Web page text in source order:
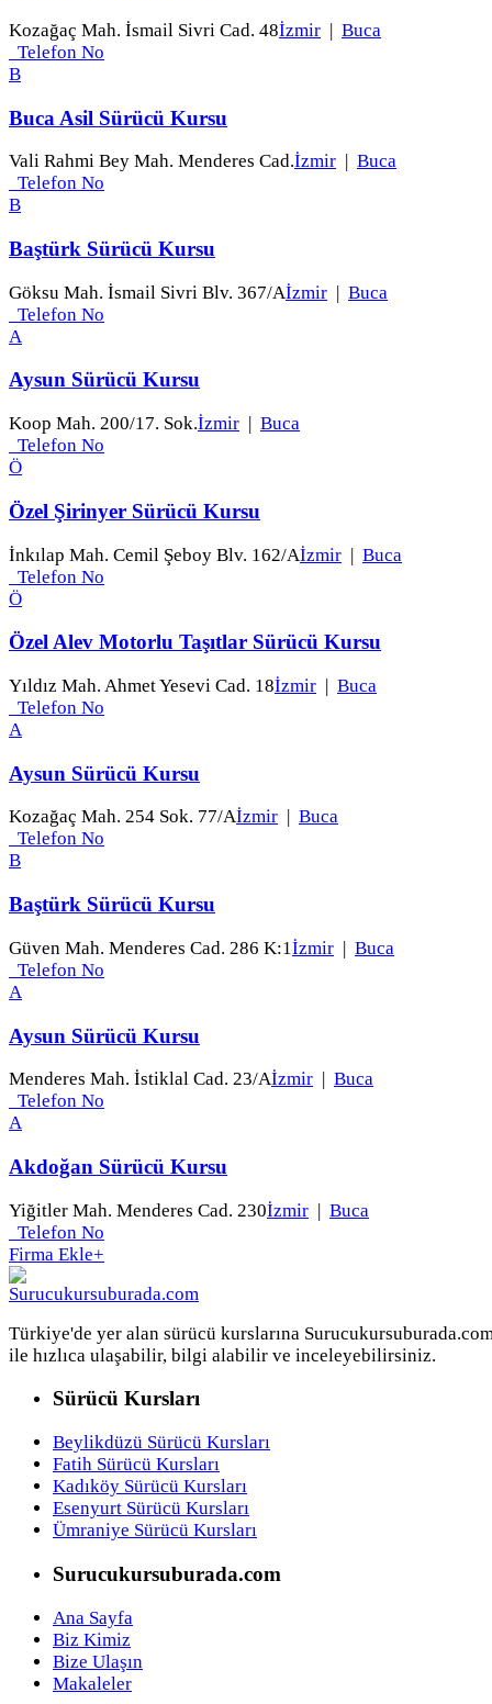
Kozağaç Mah. İsmail Sivri Cad. 48İzmir | Buca
Telefon No
B
Buca Asil Sürücü Kursu
Vali Rahmi Bey Mah. Menderes Cad.İzmir
Buca
Telefon No
B
Baştürk Sürücü Kursu
Göksu Mah. İsmail Sivri Blv. 367/Aİzmir | Buca
Telefon No
A
Aysun Sürücü Kursu
Koop Mah. 200/17. Sok.İzmir | Buca
Telefon No
Ö
Özel Şirinyer Sürücü Kursu
İnkılap Mah. Cemil Şeboy Blv. 162/Aİzmir | Buca
Telefon No
Ö
Özel Alev Motorlu Taşıtlar Sürücü Kursu
Yıldız Mah. Ahmet Yesevi Cad. 18İzmir | Buca
Telefon No
A
Aysun Sürücü Kursu
Kozağaç Mah. 254 Sok. 77/Aİzmir
Buca
Telefon No
B
Baştürk Sürücü Kursu
Güven Mah. Menderes Cad. 286 K:1İzmir | Buca
Telefon No
A
Aysun Sürücü Kursu
Menderes Mah. İstiklal Cad. 23/Aİzmir
Buca
Telefon No
A
Akdoğan Sürücü Kursu
Yiğitler Mah. Menderes Cad. 230İzmir | Buca
Telefon No
Firma Ekle+
Türkiye'de yer alan sürücü kurslarına
ile hızlıca ulaşabilir, bilgi alabilir ve inceleyebilirsiniz.
Sürücü Kursları
Beylikdüzü Sürücü Kursları
Fatih Sürücü Kursları
Kadıköy Sürücü Kursları
Esenyurt Sürücü Kursları
Ümraniye Sürücü Kursları
Surucukursuburada.com
Ana Sayfa
Biz Kimiz
Bize Ulaşın
Makaleler